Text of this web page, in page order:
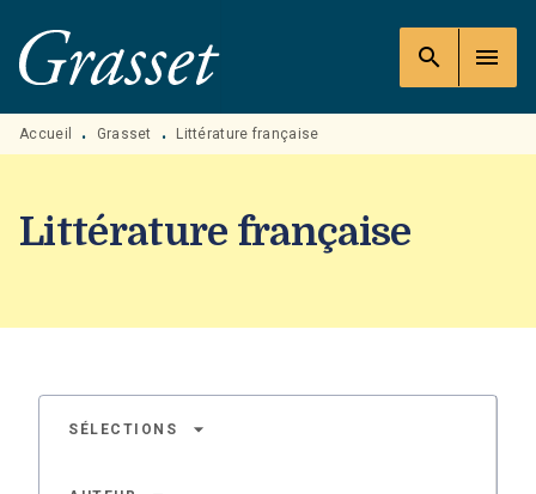
MENU RECHERCHE
PIED DE PAGE
search menu
Accueil • Grasset • Littérature française
Littérature française
SÉLECTIONS arrow_drop_down